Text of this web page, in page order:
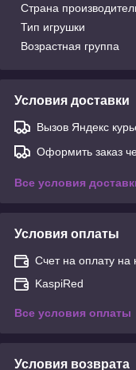
Страна
Тип игрушки
Возрастная группа
Условия доставки
Вызов Яндекс
Оформить заказ
Все условия
Условия оплаты
Счет на оплату на
KaspiRed
Все условия оплаты
Условия возврата